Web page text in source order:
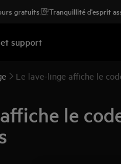
gratuits Tranquillité d'esprit
support
Le lave-linge affiche le
le